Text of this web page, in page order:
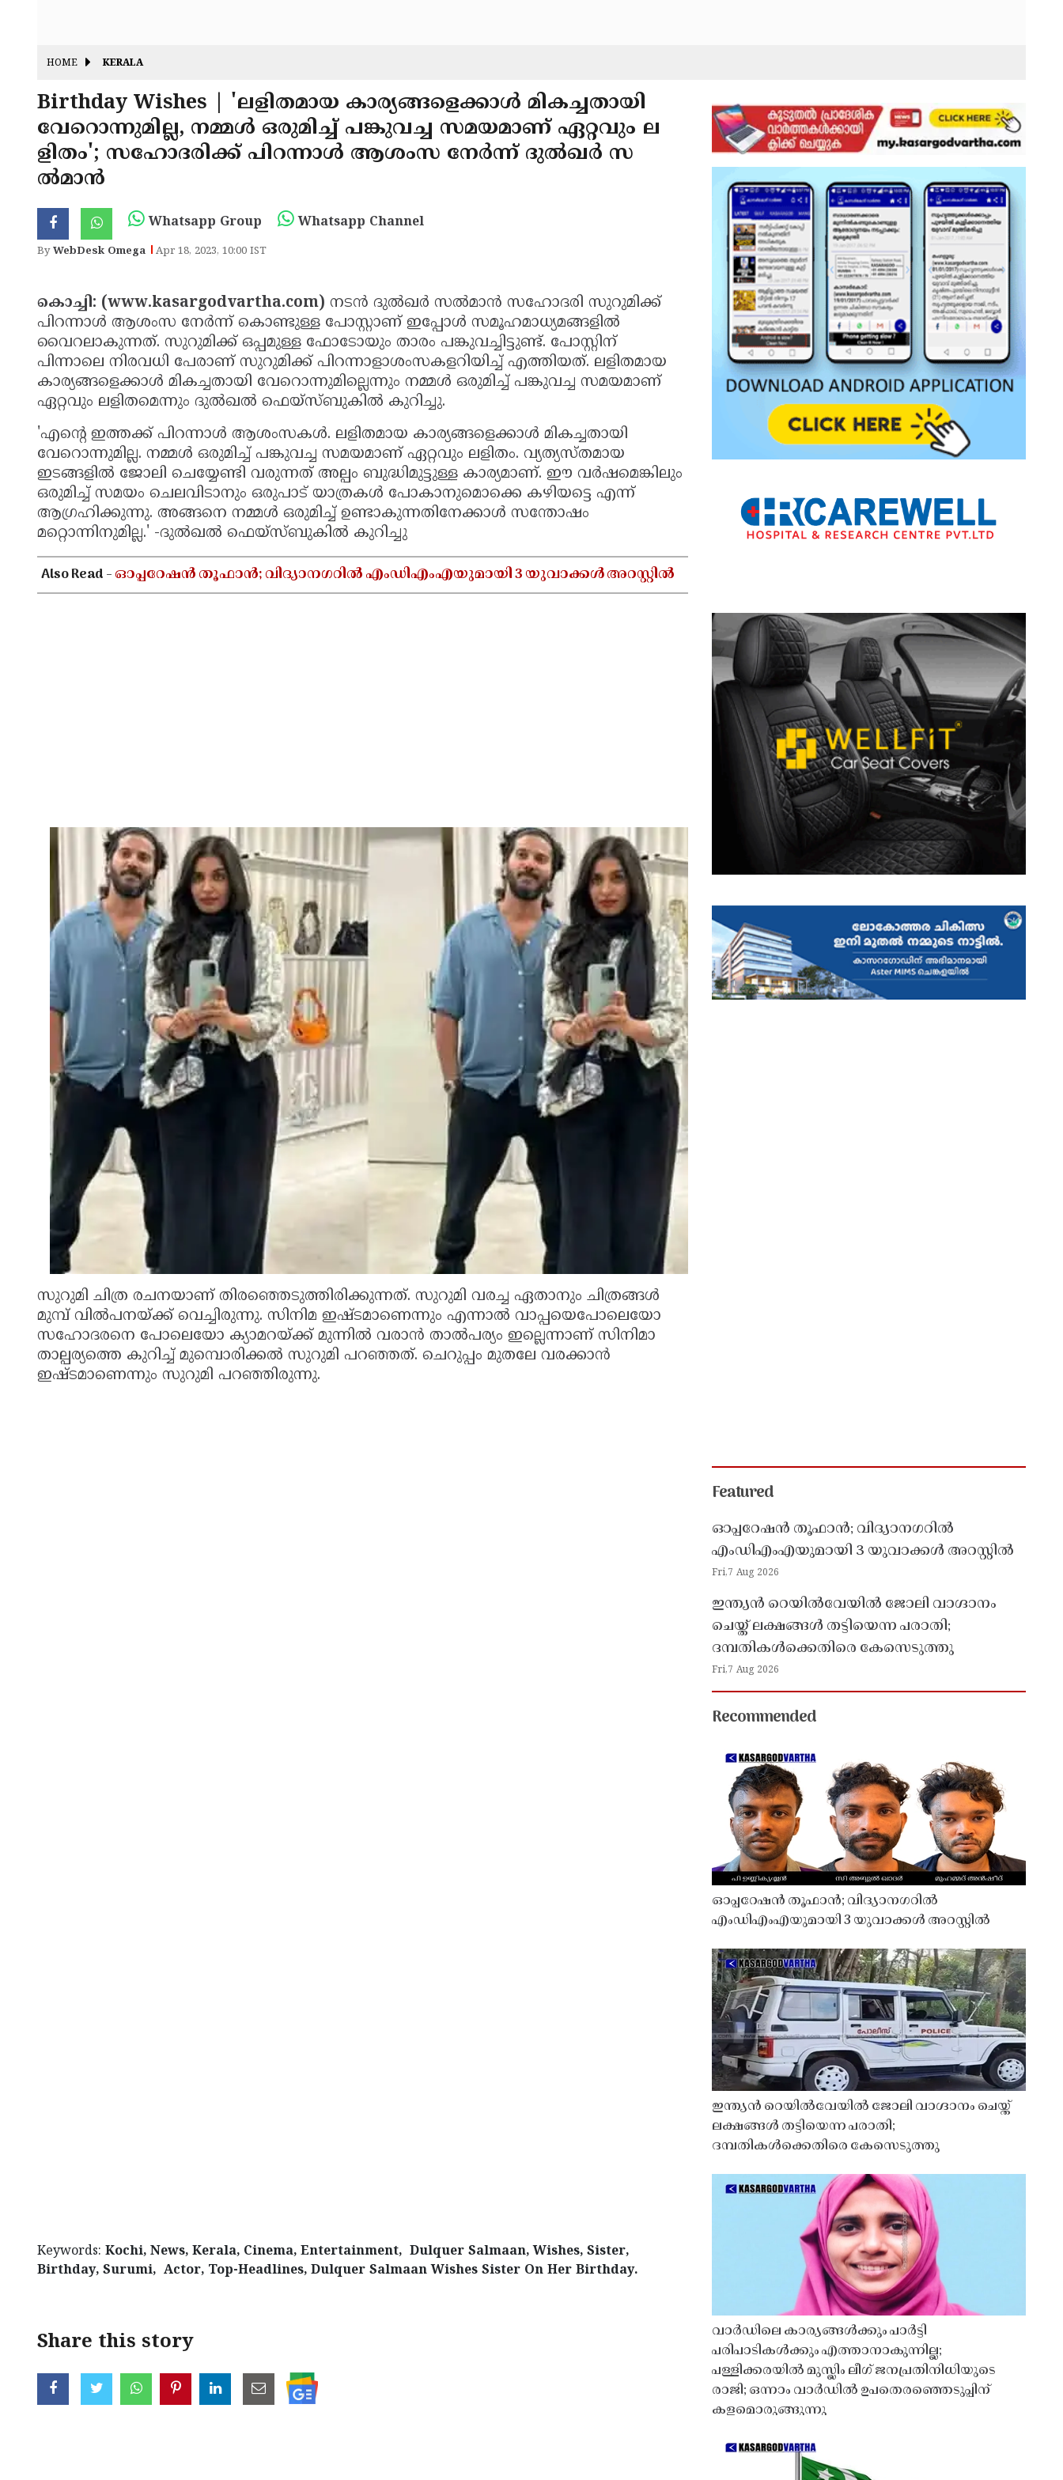
HOME KERALA
Birthday Wishes | 'ലളിതമായ കാര്യങ്ങളെക്കാള്‍ മികച്ചതായി
വേറൊന്നുമില്ല, നമ്മള്‍ ഒരുമിച്ച് പങ്കുവച്ച സമയമാണ് ഏറ്റവും ല
ളിതം'; സഹോദരിക്ക് പിറന്നാള്‍ ആശംസ നേര്‍ന്ന് ദുല്‍ഖര്‍ സ
ല്‍മാന്‍
Whatsapp Group Whatsapp Channel
ByWebDesk Omega Apr 18, 2023, 10:00 IST
കൊച്ചി: (www.kasargodvartha.com) നടന്‍ ദുല്‍ഖര്‍ സല്‍മാന്‍ സഹോദരി സുറുമിക്ക്
പിറന്നാള്‍ ആശംസ നേര്‍ന്ന് കൊണ്ടുള്ള പോസ്റ്റാണ് ഇപ്പോള്‍ സമൂഹമാധ്യമങ്ങളില്‍
വൈറലാകുന്നത്. സുറുമിക്ക് ഒപ്പമുള്ള ഫോടോയും താരം പങ്കുവച്ചിട്ടുണ്ട്. പോസ്റ്റിന്
പിന്നാലെ നിരവധി പേരാണ് സുറുമിക്ക് പിറന്നാളാശംസകളറിയിച്ച് എത്തിയത്. ലളിതമായ
കാര്യങ്ങളെക്കാള്‍ മികച്ചതായി വേറൊന്നുമില്ലെന്നും നമ്മള്‍ ഒരുമിച്ച് പങ്കുവച്ച സമയമാണ്
ഏറ്റവും ലളിതമെന്നും ദുല്‍ഖല്‍ ഫെയ്‌സ്ബുകില്‍ കുറിച്ചു.
'എന്റെ ഇത്തക്ക് പിറന്നാള്‍ ആശംസകള്‍. ലളിതമായ കാര്യങ്ങളെക്കാള്‍ മികച്ചതായി
വേറൊന്നുമില്ല. നമ്മള്‍ ഒരുമിച്ച് പങ്കുവച്ച സമയമാണ് ഏറ്റവും ലളിതം. വ്യത്യസ്തമായ
ഇടങ്ങളില്‍ ജോലി ചെയ്യേണ്ടി വരുന്നത് അല്പം ബുദ്ധിമുട്ടുള്ള കാര്യമാണ്. ഈ വര്‍ഷമെങ്കിലും
ഒരുമിച്ച് സമയം ചെലവിടാനും ഒരുപാട് യാത്രകള്‍ പോകാനുമൊക്കെ കഴിയട്ടെ എന്ന്
ആഗ്രഹിക്കുന്നു. അങ്ങനെ നമ്മള്‍ ഒരുമിച്ച് ഉണ്ടാകുന്നതിനേക്കാള്‍ സന്തോഷം
മറ്റൊന്നിനുമില്ല.' -ദുല്‍ഖല്‍ ഫെയ്‌സ്ബുകില്‍ കുറിച്ചു
Also Read -ഓപ്പറേഷൻ തൂഫാൻ; വിദ്യാനഗറിൽ എംഡിഎംഎയുമായി 3 യുവാക്കൾ അറസ്റ്റിൽ
സുറുമി ചിത്ര രചനയാണ് തിരഞ്ഞെടുത്തിരിക്കുന്നത്. സുറുമി വരച്ച ഏതാനും ചിത്രങ്ങള്‍
മുമ്പ് വില്‍പനയ്ക്ക് വെച്ചിരുന്നു. സിനിമ ഇഷ്ടമാണെന്നും എന്നാല്‍ വാപ്പയെപോലെയോ
സഹോദരനെ പോലെയോ ക്യാമറയ്ക്ക് മുന്നില്‍ വരാന്‍ താല്‍പര്യം ഇല്ലെന്നാണ് സിനിമാ
താല്പര്യത്തെ കുറിച്ച് മുമ്പൊരിക്കല്‍ സുറുമി പറഞ്ഞത്. ചെറുപ്പം മുതലേ വരക്കാന്‍
ഇഷ്ടമാണെന്നും സുറുമി പറഞ്ഞിരുന്നു.
Keywords: Kochi, News, Kerala, Cinema, Entertainment, Dulquer Salmaan, Wishes, Sister,
Birthday, Surumi, Actor, Top-Headlines, Dulquer Salmaan Wishes Sister On Her Birthday.
Share this story
Featured
ഓപ്പറേഷൻ തൂഫാൻ; വിദ്യാനഗറിൽ
എംഡിഎംഎയുമായി 3 യുവാക്കൾ അറസ്റ്റിൽ
Fri,7 Aug 2026
ഇന്ത്യൻ റെയിൽവേയിൽ ജോലി വാഗ്ദാനം
ചെയ്ത് ലക്ഷങ്ങൾ തട്ടിയെന്ന പരാതി;
ദമ്പതികൾക്കെതിരെ കേസെടുത്തു
Fri,7 Aug 2026
Recommended
ഓപ്പറേഷൻ തൂഫാൻ; വിദ്യാനഗറിൽ
എംഡിഎംഎയുമായി 3 യുവാക്കൾ അറസ്റ്റിൽ
ഇന്ത്യൻ റെയിൽവേയിൽ ജോലി വാഗ്ദാനം ചെയ്ത്
ലക്ഷങ്ങൾ തട്ടിയെന്ന പരാതി;
ദമ്പതികൾക്കെതിരെ കേസെടുത്തു
വാർഡിലെ കാര്യങ്ങൾക്കും പാർട്ടി
പരിപാടികൾക്കും എത്താനാകുന്നില്ല;
പള്ളിക്കരയിൽ മുസ്ലിം ലീഗ് ജനപ്രതിനിധിയുടെ
രാജി; ഒന്നാം വാർഡിൽ ഉപതെരഞ്ഞെടുപ്പിന്
കളമൊരുങ്ങുന്നു